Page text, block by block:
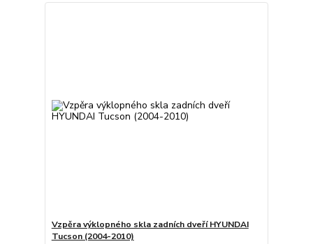
Vzpěra výklopného skla zadních dveří HYUNDAI
Tucson (2004-2010)